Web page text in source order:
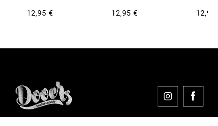
12,95 € 12,95 € 12,95